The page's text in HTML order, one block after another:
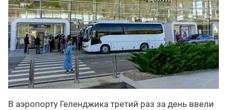
В аэропорту Геленджика третий раз за день ввели